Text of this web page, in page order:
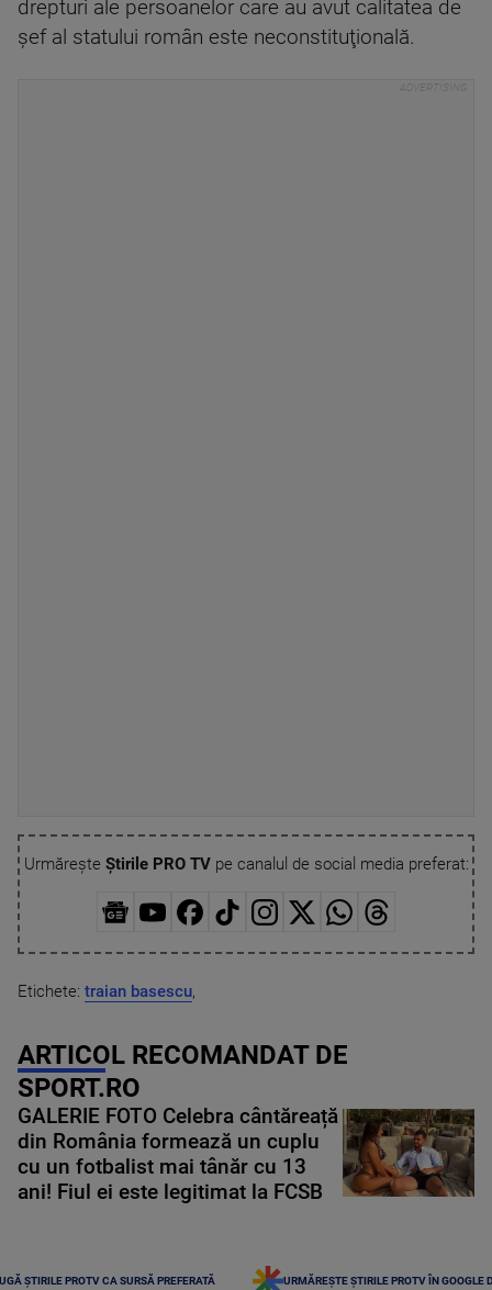
drepturi ale persoanelor care au avut calitatea de
şef al statului român este neconstituţională.
Urmărește Știrile PRO TVpe canalul de social media preferat:
Etichete: traian basescu,
ARTICOL RECOMANDAT DE
SPORT.RO
GALERIE FOTO Celebra cântăreață
din România formează un cuplu
cu un fotbalist mai tânăr cu 13
ani! Fiul ei este legitimat la FCSB
ȘTIRILE PROTV CA SURSĂ PREFERATĂ URMĂREȘTE ȘTIRILE PROTV ÎN GOOGLE